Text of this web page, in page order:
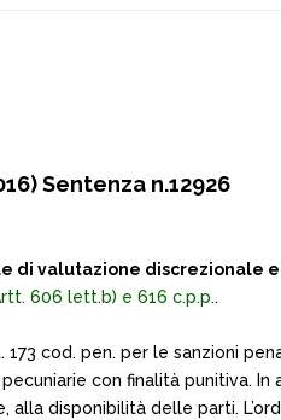
Sentenza n.12926
di valutazione
606 lett.b) e 616 c.p.p..
cod. pen. per le sanzioni
con finalità punitiva. In
disponibilità delle parti.